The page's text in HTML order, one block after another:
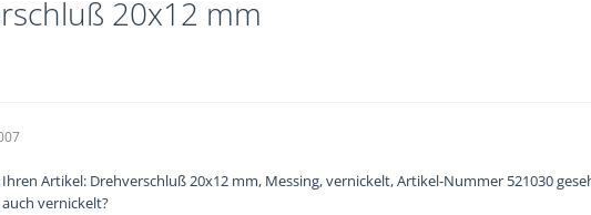
20x12 mm
Artikel: Drehverschluß 20x12 mm, Messing, vernickelt, Artikel-Nummer 521030
vernickelt?